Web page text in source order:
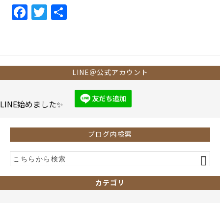
F
a
b
o
k
T
w
LINE＠公式アカウント
LINE始めました✨
ブログ内検索
カテゴリ